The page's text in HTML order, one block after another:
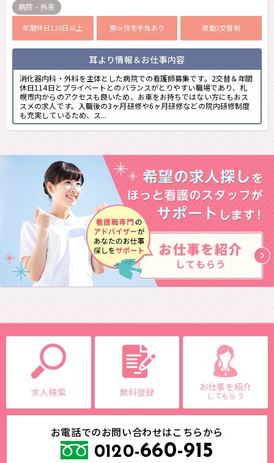
病院 - 外来
年間休日120日以上 寮or住宅手当あり 夜勤3交替制
耳より情報＆お仕事内容
消化器内科・外科を主体とした病院での看護師募集です。2交替＆年間
休日114日とプライベートとのバランスがとりやすい職場であり、札
幌市内からのアクセスも良いため、お車をお持ちではない方にもおス
スメの求人です。入職後の3ヶ月研修や6ヶ月研修などの院内研修制度
も充実しているため、ス...
求人検索 無料登録 お仕事を紹介
してもらう
お電話でのお問い合わせはこちらから
0120-660-915